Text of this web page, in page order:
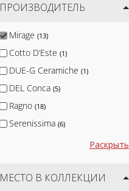
ПРОИЗВОДИТЕЛЬ
Mirage (13)
Cotto D’Este (1)
DUE-G Ceramiche (1)
DEL Conca (5)
Ragno (18)
Serenissima (6)
Settecento(3)
Раскрыть
МЕСТО В КОЛЛЕКЦИИ